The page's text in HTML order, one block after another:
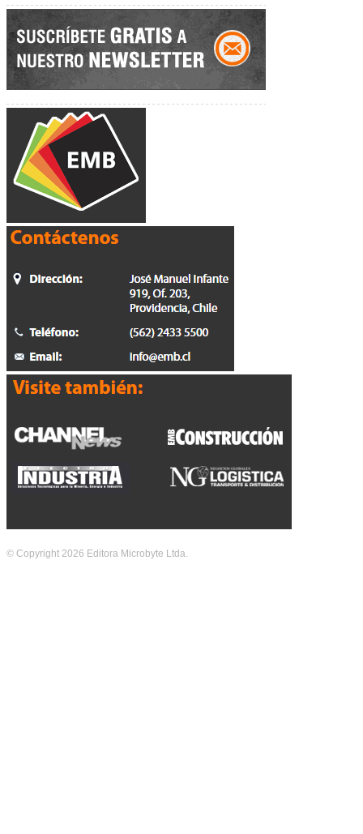
© Copyright 2026 Editora Microbyte Ltda.